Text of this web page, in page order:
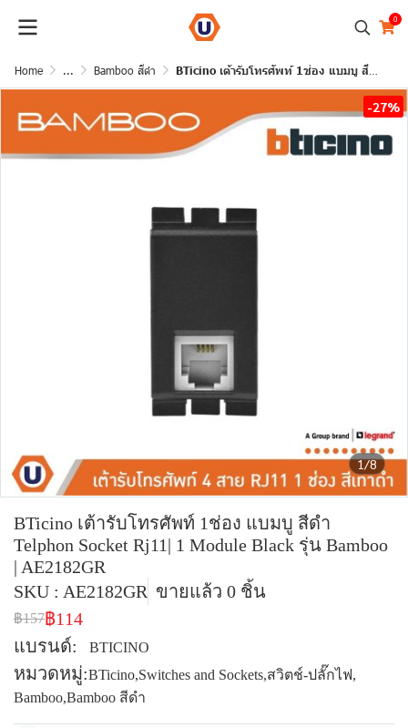
0
Home ... Bamboo สีดำ BTicino เต้ารับโทรศัพท์ 1ช่อง แบมบู สีดำ Telphon Socket Rj11| 1 Module Black รุ่น Bamboo | AE2182GR
1/8
-27%
BTicino เต้ารับโทรศัพท์ 1ช่อง แบมบู สีดำ
Telphon Socket Rj11| 1 Module Black รุ่น Bamboo
| AE2182GR
SKU : AE2182GR ขายแล้ว 0 ชิ้น
฿157฿114
แบรนด์:
BTICINO
หมวดหมู่:BTicino,Switches and Sockets,สวิตช์-ปลั๊กไฟ,
Bamboo,Bamboo สีดำ